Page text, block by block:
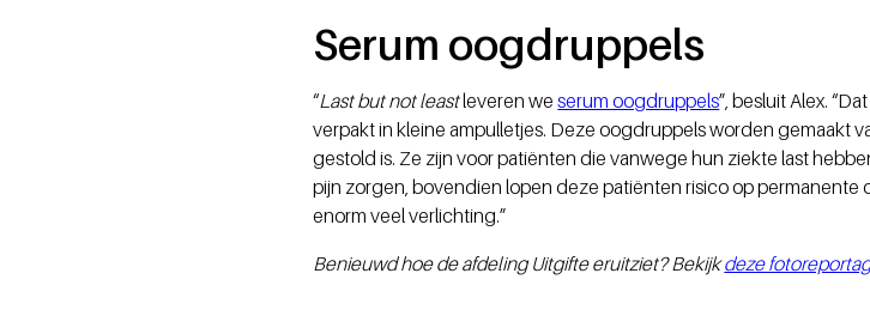
Serum oogdruppels
“Last but not leastleveren weserum oogdruppels”, besluit Alex.
verpakt in kleine ampulletjes. Deze oogdruppels worden gemaakt
gestold is. Ze zijn voor patiënten die vanwege hun ziekte last
pijn zorgen, bovendien lopen deze patiënten risico op
enorm veel verlichting.”
Benieuwd hoe de afdeling Uitgifte eruitziet? Bekijkdeze